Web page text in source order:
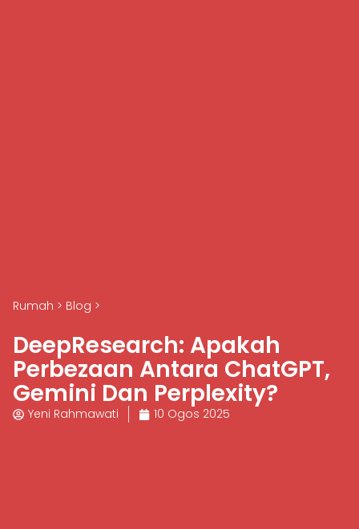
Rumah > Blog >
DeepResearch: Apakah
Perbezaan Antara ChatGPT,
Gemini Dan Perplexity?
Yeni Rahmawati 10 Ogos 2025